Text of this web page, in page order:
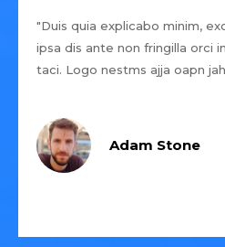
"Duis quia explicabo minim,
ipsa dis ante non fringilla orci
taci. Logo nestms ajja oapn
Adam Stone